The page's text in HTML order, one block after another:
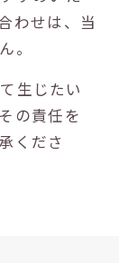
わせは、当
。
生じたい
の責任を
くださ